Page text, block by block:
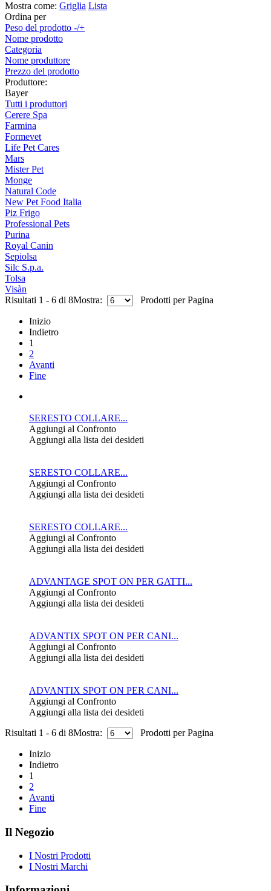
Mostra come: Griglia Lista
Ordina per
Peso del prodotto -/+
Nome prodotto
Categoria
Nome produttore
Prezzo del prodotto
Produttore:
Bayer
Tutti i produttori
Cerere Spa
Farmina
Formevet
Life Pet Cares
Mars
Mister Pet
Monge
Natural Code
New Pet Food Italia
Piz Frigo
Professional Pets
Purina
Royal Canin
Sepiolsa
Silc S.p.a.
Tolsa
Visàn
Risultati 1 - 6 di 8Mostra: Prodotti per Pagina
Inizio
Indietro
1
2
Avanti
Fine
SERESTO COLLARE...
Aggiungi al Confronto
Aggiungi alla lista dei desideti
SERESTO COLLARE...
Aggiungi al Confronto
Aggiungi alla lista dei desideti
SERESTO COLLARE...
Aggiungi al Confronto
Aggiungi alla lista dei desideti
ADVANTAGE SPOT ON PER GATTI...
Aggiungi al Confronto
Aggiungi alla lista dei desideti
ADVANTIX SPOT ON PER CANI...
Aggiungi al Confronto
Aggiungi alla lista dei desideti
ADVANTIX SPOT ON PER CANI...
Aggiungi al Confronto
Aggiungi alla lista dei desideti
Risultati 1 - 6 di 8Mostra: Prodotti per Pagina
Inizio
Indietro
1
2
Avanti
Fine
Il Negozio
I Nostri Prodotti
I Nostri Marchi